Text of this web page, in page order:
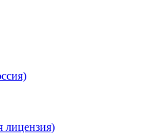
лицензия)